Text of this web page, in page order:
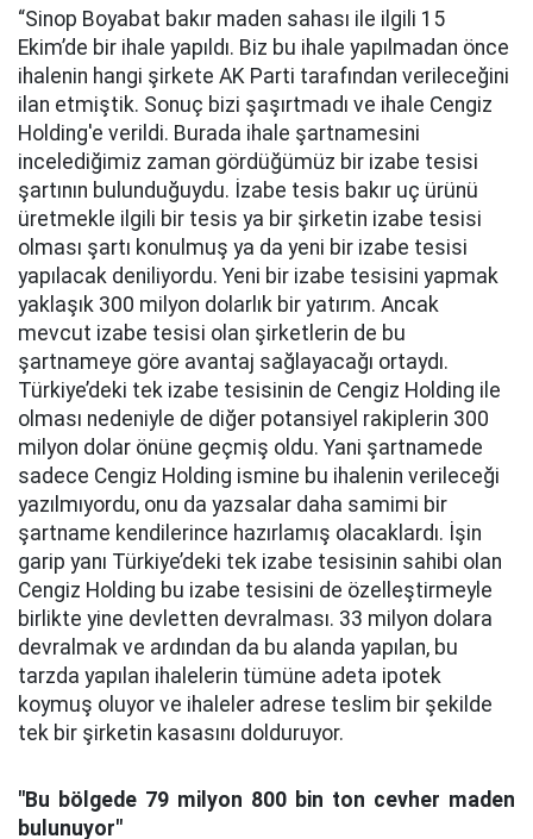
“Sinop Boyabat bakır maden sahası ile ilgili 15
Ekim’de bir ihale yapıldı. Biz bu ihale yapılmadan önce
ihalenin hangi şirkete AK Parti tarafından verileceğini
ilan etmiştik. Sonuç bizi şaşırtmadı ve ihale Cengiz
Holding'e verildi. Burada ihale şartnamesini
incelediğimiz zaman gördüğümüz bir izabe tesisi
şartının bulunduğuydu. İzabe tesis bakır uç ürünü
üretmekle ilgili bir tesis ya bir şirketin izabe tesisi
olması şartı konulmuş ya da yeni bir izabe tesisi
yapılacak deniliyordu. Yeni bir izabe tesisini yapmak
yaklaşık 300 milyon dolarlık bir yatırım. Ancak
mevcut izabe tesisi olan şirketlerin de bu
şartnameye göre avantaj sağlayacağı ortaydı.
Türkiye’deki tek izabe tesisinin de Cengiz Holding ile
olması nedeniyle de diğer potansiyel rakiplerin 300
milyon dolar önüne geçmiş oldu. Yani şartnamede
sadece Cengiz Holding ismine bu ihalenin verileceği
yazılmıyordu, onu da yazsalar daha samimi bir
şartname kendilerince hazırlamış olacaklardı. İşin
garip yanı Türkiye’deki tek izabe tesisinin sahibi olan
Cengiz Holding bu izabe tesisini de özelleştirmeyle
birlikte yine devletten devralması. 33 milyon dolara
devralmak ve ardından da bu alanda yapılan, bu
tarzda yapılan ihalelerin tümüne adeta ipotek
koymuş oluyor ve ihaleler adrese teslim bir şekilde
tek bir şirketin kasasını dolduruyor.
"Bu bölgede 79 milyon 800 bin ton cevher maden
bulunuyor"